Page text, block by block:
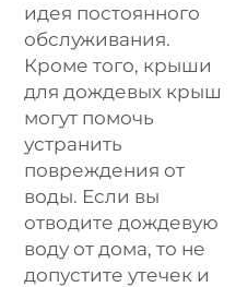
идея постоянного
обслуживания.
Кроме того, крыши
для дождевых крыш
могут помочь
устранить
повреждения от
воды. Если вы
отводите дождевую
воду от дома, то не
допустите утечек и